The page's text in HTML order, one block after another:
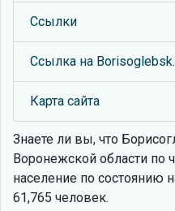
Ссылки
Ссылка на
Карта сайта
Знаете ли вы, что
Воронежской области по
население по состоянию
61,765 человек.